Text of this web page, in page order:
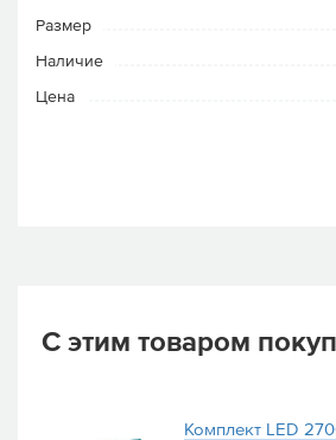
Размер
Наличие
Цена
С этим товаром
Комплект LED